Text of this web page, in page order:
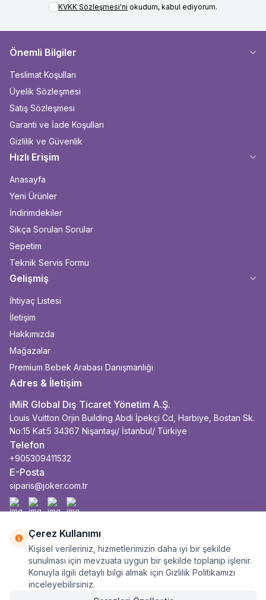
KVKK Sözleşmesi'ni okudum, kabul ediyorum.
Önemli Bilgiler
Teslimat Koşulları
Üyelik Sözleşmesi
Satış Sözleşmesi
Garanti ve İade Koşulları
Gizlilik ve Güvenlik
Hızlı Erişim
Anasayfa
Yeni Ürünler
İndirimdekiler
Sıkça Sorulan Sorular
Sepetim
Teknik Servis Formu
Gelişmiş
İhtiyaç Listesi
İletişim
Hakkımızda
Mağazalar
Premium Bebek Arabası Danışmanlığı
Adres & İletişim
iMiR Global Dış Ticaret Yönetim A.Ş.
Louis Vuitton Orjin Building Abdi İpekçi Cd, Harbiye, Bostan Sk.
No:15 Kat:5 34367 Nişantaşı/ İstanbul/ Türkiye
Telefon
+905309411532
E-Posta
siparis@joker.com.tr
Facebook
İnstagram
YoutubeLinkedin
Çerez Kullanımı
Kişisel verileriniz, hizmetlerimizin daha iyi bir şekilde
sunulması için mevzuata uygun bir şekilde toplanıp işlenir.
Konuyla ilgili detaylı bilgi almak için Gizlilik Politikamızı
inceleyebilirsiniz.